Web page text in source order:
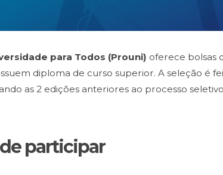
para Todos (Prouni) oferece bolsas
diploma de curso superior. A seleção é
as 2 edições anteriores ao processo
participar